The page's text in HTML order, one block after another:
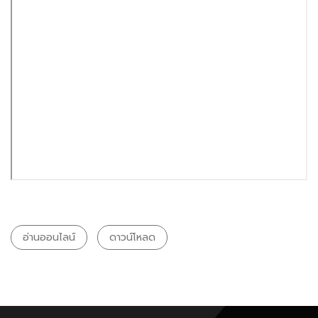
อ่านออนไลน์ ดาวน์โหลด